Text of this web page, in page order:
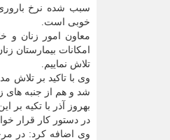
سبب شده نرخ
خوبی است.
معاون امور زنان و
امکانات بیمارستان
تلاش نماییم.
وی با تاکید بر تلاش
شد و هم از جنبه های
بهروز آذر با تکیه بر
در دستور کار قرار
وی اضافه کرد: در